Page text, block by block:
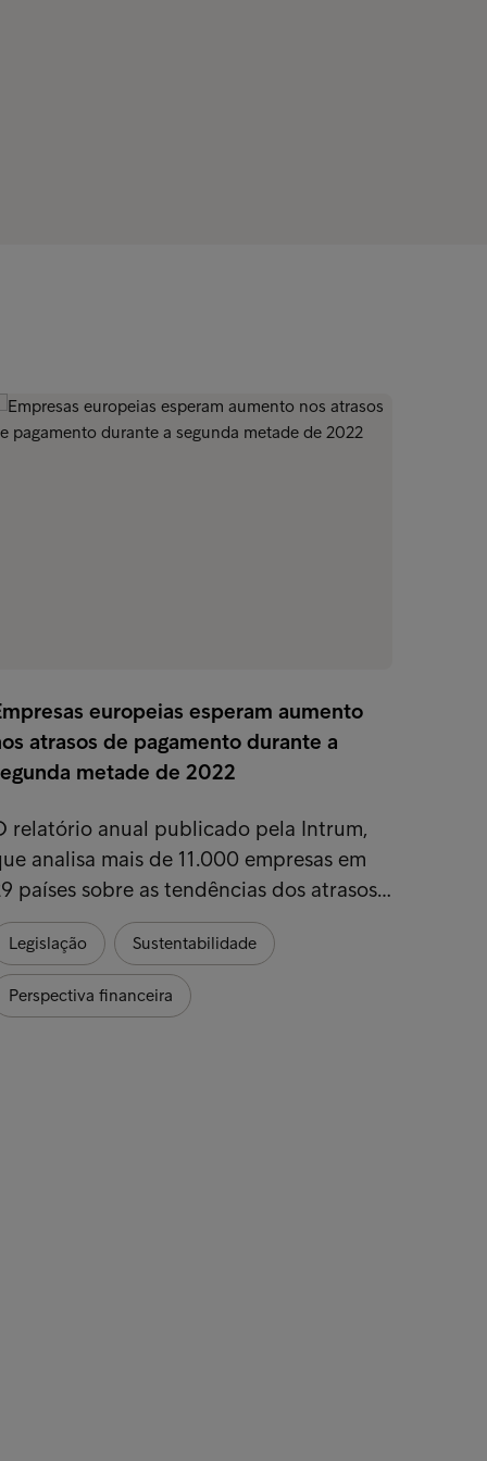
europeias esperam aumento
atrasos de pagamento durante a
metade de 2022
relatório anual publicado pela Intrum,
analisa mais de 11.000 empresas em
países sobre as tendências dos atrasos…
Legislação Sustentabilidade
Perspectiva financeira